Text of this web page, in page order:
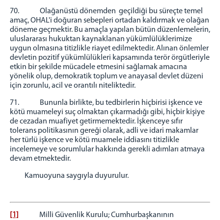
70. Olağanüstü dönemden geçildiği bu süreçte temel
amaç, OHAL'i doğuran sebepleri ortadan kaldırmak ve olağan
döneme geçmektir. Bu amaçla yapılan bütün düzenlemelerin,
uluslararası hukuktan kaynaklanan yükümlülüklerimize
uygun olmasına titizlikle riayet edilmektedir. Alınan önlemler
devletin pozitif yükümlülükleri kapsamında terör örgütleriyle
etkin bir şekilde mücadele etmesini sağlamak amacına
yönelik olup, demokratik toplum ve anayasal devlet düzeni
için zorunlu, acil ve orantılı niteliktedir.
71. Bununla birlikte, bu tedbirlerin hiçbirisi işkence ve
kötü muameleyi suç olmaktan çıkarmadığı gibi, hiçbir kişiye
de cezadan muafiyet getirmemektedir. İşkenceye sıfır
tolerans politikasının gereği olarak, adli ve idari makamlar
her türlü işkence ve kötü muamele iddiasını titizlikle
incelemeye ve sorumlular hakkında gerekli adımları atmaya
devam etmektedir.
Kamuoyuna saygıyla duyurulur.
[1]
Milli Güvenlik Kurulu; Cumhurbaşkanının